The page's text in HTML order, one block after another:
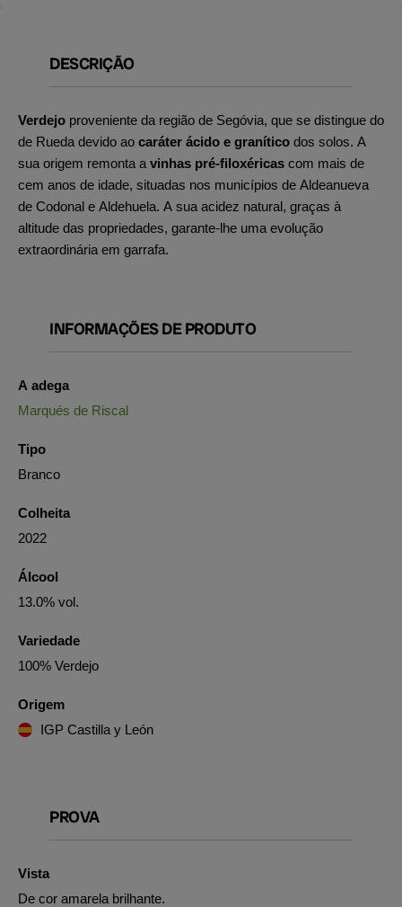
DESCRIÇÃO
Verdejo proveniente da região de Segóvia, que se distingue do
de Rueda devido ao caráter ácido e granítico dos solos. A
sua origem remonta a vinhas pré-filoxéricas com mais de
cem anos de idade, situadas nos municípios de Aldeanueva
de Codonal e Aldehuela. A sua acidez natural, graças à
altitude das propriedades, garante-lhe uma evolução
extraordinária em garrafa.
INFORMAÇÕES DE PRODUTO
A adega
Marqués de Riscal
Tipo
Branco
Colheita
2022
Álcool
13.0% vol.
Variedade
100% Verdejo
Origem
IGP Castilla y León
PROVA
Vista
De cor amarela brilhante.